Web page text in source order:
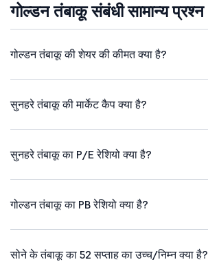
गोल्डन तंबाकू संबंधी सामान्य प्रश्न
गोल्डन तंबाकू की शेयर की कीमत क्या है?
सुनहरे तंबाकू की मार्केट कैप क्या है?
सुनहरे तंबाकू का P/E रेशियो क्या है?
गोल्डन तंबाकू का PB रेशियो क्या है?
सोने के तंबाकू का 52 सप्ताह का उच्च/निम्न क्या है?